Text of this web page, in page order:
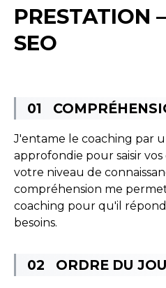
PRESTATION
SEO
J'entame le coaching par
approfondie pour saisir vos
votre niveau de
compréhension me
coaching pour qu'il
besoins.
ORDRE DU